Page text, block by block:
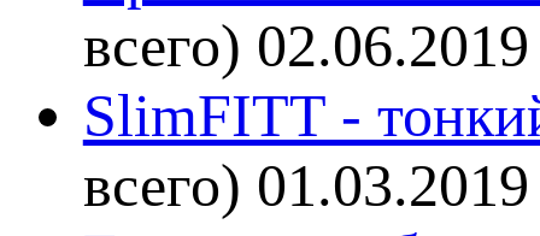
всего) 02.06.2019
SlimFITT -
всего) 01.03.2019